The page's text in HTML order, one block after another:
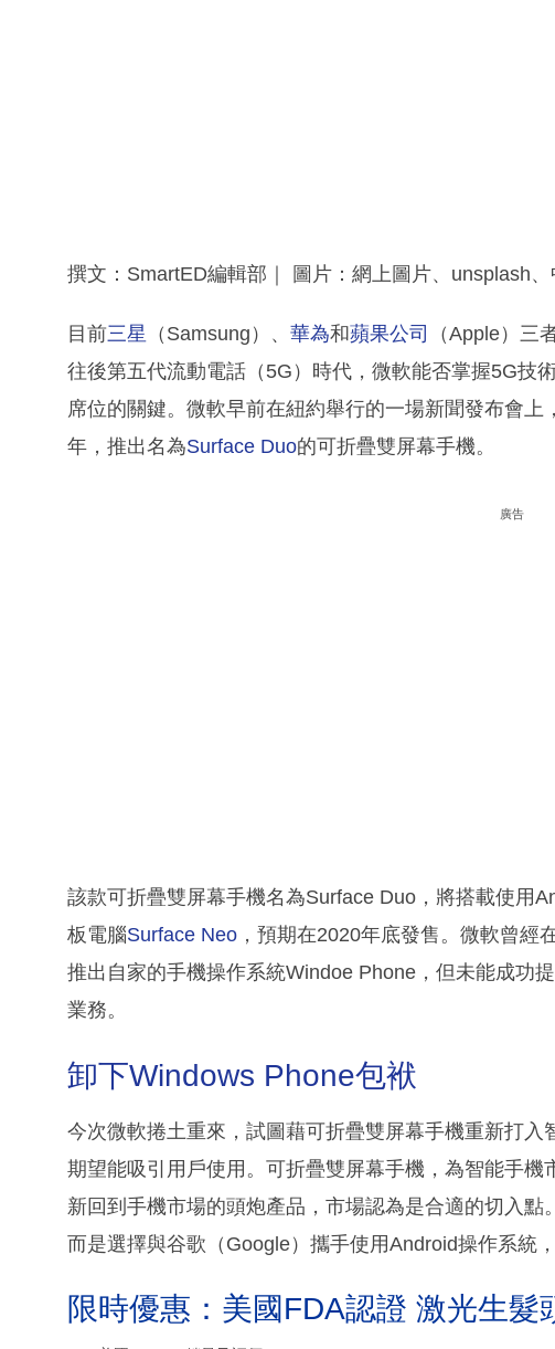
撰文：SmartED編輯部｜ 圖片：網上圖片、unsplash、
目前三星 （Samsung）、 華為和蘋果公司
（Apple）三
往後第五代流動電話（5G）時代，微軟能否掌握5G技
席位的關鍵。微軟早前在紐約舉行的一場新聞發布會
年，推出名為Surface Duo的可折疊雙屏幕手機。
廣告
該款可折疊雙屏幕手機名為Surface Duo，將搭載使用
板電腦Surface Neo ，預期在2020年底發售。微軟曾經
推出自家的手機操作系統Windoe Phone，但未能成功
業務。
卸下Windows Phone包袱
今次微軟捲土重來，試圖藉可折疊雙屏幕手機重新打入
期望能吸引用戶使用。可折疊雙屏幕手機，為智能手
新回到手機市場的頭炮產品，市場認為是合適的切入點
而是選擇與谷歌（Google）攜手使用Android操作系統
限時優惠：美國FDA認證 激光生髮